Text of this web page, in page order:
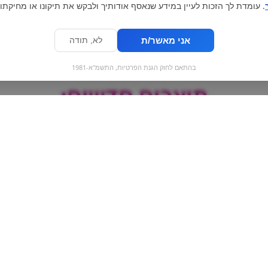
מוצרים חדשים:
. עומדת לך הזכות לעיין במידע שנאסף אודותיך ולבקש את תיקונו או
אני מאשר/ת לא, תודה
בהתאם לחוק הגנת הפרטיות, התשמ"א-1981